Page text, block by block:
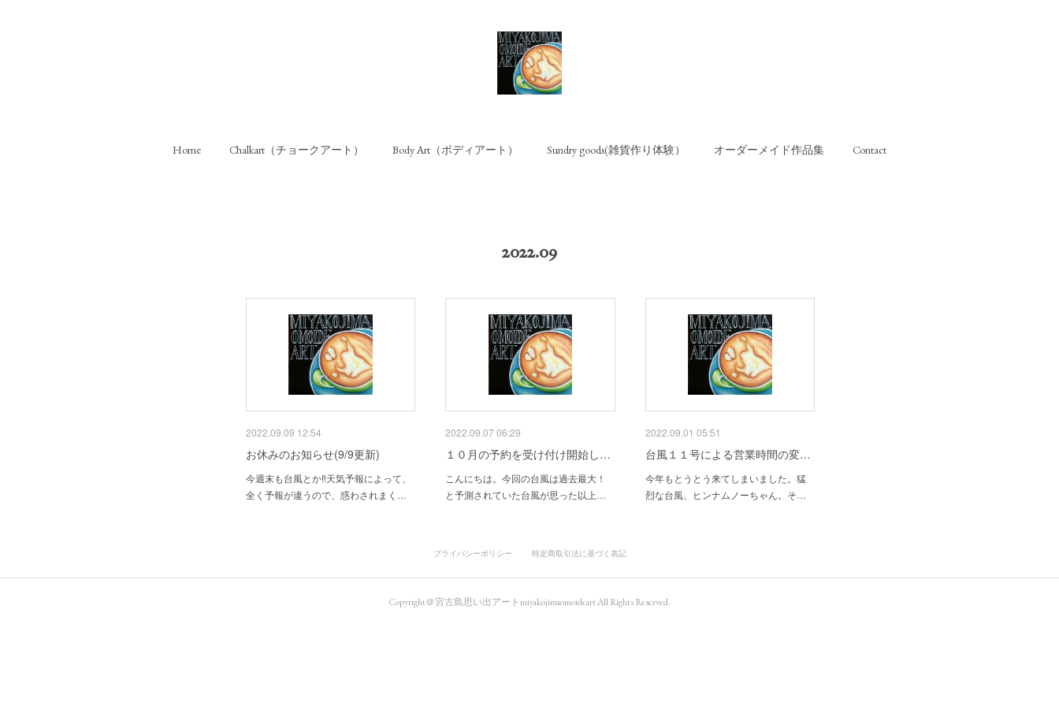
Home Chalkart（チョークアート） Body Art（ボディアート） Sundry goods(雑貨作り体験） オーダーメイド作品集 Contact
2022.09
2022.09.09 12:54
お休みのお知らせ(9/9更新)
今週末も台風とか‼️天気予報によって、
全く予報が違うので、惑わされまく…
2022.09.07 06:29
１０月の予約を受け付け開始し…
こんにちは。今回の台風は過去最大！
と予測されていた台風が思った以上…
2022.09.01 05:51
台風１１号による営業時間の変…
今年もとうとう来てしまいました。猛
烈な台風、ヒンナムノーちゃん。そ…
プライバシーポリシー 特定商取引法に基づく表記
Copyright＠宮古島思い出アートmiyakojimaomoideart All Rights Reserved.